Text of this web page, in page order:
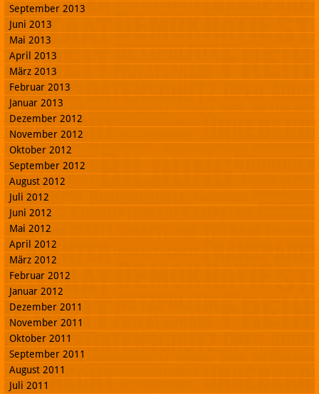
September 2013
Juni 2013
Mai 2013
April 2013
März 2013
Februar 2013
Januar 2013
Dezember 2012
November 2012
Oktober 2012
September 2012
August 2012
Juli 2012
Juni 2012
Mai 2012
April 2012
März 2012
Februar 2012
Januar 2012
Dezember 2011
November 2011
Oktober 2011
September 2011
August 2011
Juli 2011